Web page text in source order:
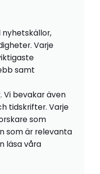
Varje
samt
. Vi bevakar även
tidskrifter. Varje
som
som är relevanta
läsa våra